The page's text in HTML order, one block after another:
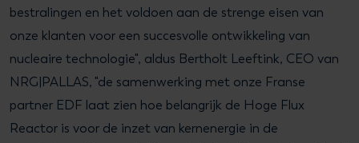
bestralingen en het voldoen aan de strenge eisen van
onze klanten voor een succesvolle ontwikkeling van
nucleaire technologie", aldus Bertholt Leeftink, CEO van
NRG|PALLAS, "de samenwerking met onze Franse
partner EDF laat zien hoe belangrijk de Hoge Flux
Reactor is voor de inzet van kernenergie in de